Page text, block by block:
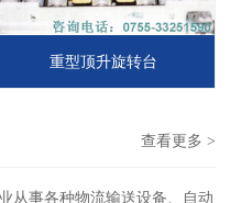
重型顶升旋转台
查看更多 >
从事各种物流输送设备、自动